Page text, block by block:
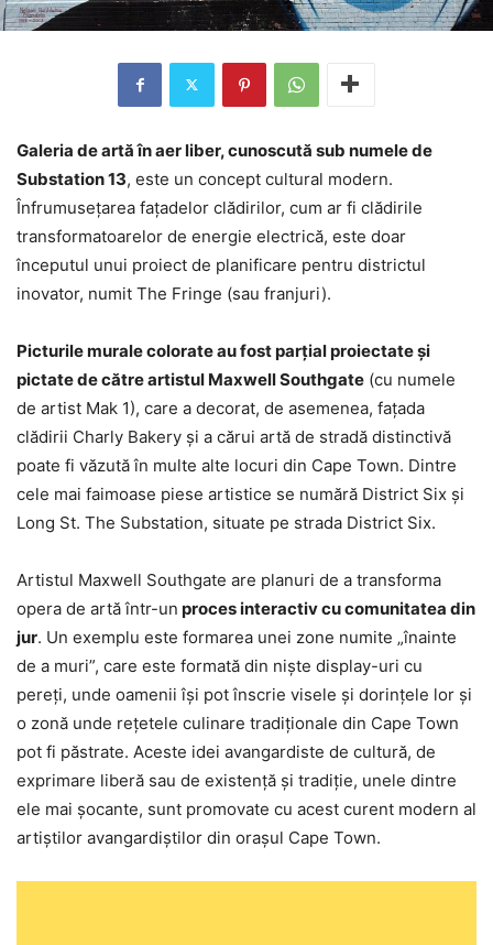
Galeria de artă în aer liber, cunoscută sub numele de
Substation 13, este un concept cultural modern.
Înfrumusețarea fațadelor clădirilor, cum ar fi clădirile
transformatoarelor de energie electrică, este doar
începutul unui proiect de planificare pentru districtul
inovator, numit The Fringe (sau franjuri).
Picturile murale colorate au fost parțial proiectate și
pictate de către artistul Maxwell Southgate (cu numele
de artist Mak 1), care a decorat, de asemenea, fațada
clădirii Charly Bakery și a cărui artă de stradă distinctivă
poate fi văzută în multe alte locuri din Cape Town. Dintre
cele mai faimoase piese artistice se numără District Six și
Long St. The Substation, situate pe strada District Six.
Artistul Maxwell Southgate are planuri de a transforma
opera de artă într-un proces interactiv cu comunitatea din
jur. Un exemplu este formarea unei zone numite „înainte
de a muri”, care este formată din niște display-uri cu
pereți, unde oamenii își pot înscrie visele și dorințele lor și
o zonă unde rețetele culinare tradiționale din Cape Town
pot fi păstrate. Aceste idei avangardiste de cultură, de
exprimare liberă sau de existență și tradiție, unele dintre
ele mai șocante, sunt promovate cu acest curent modern al
artiștilor avangardiștilor din orașul Cape Town.